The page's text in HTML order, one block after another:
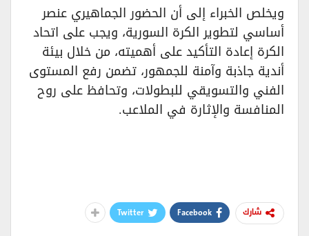
ويخلص الخبراء إلى أن الحضور الجماهيري عنصر
أساسي لتطوير الكرة السورية، ويجب على اتحاد
الكرة إعادة التأكيد على أهميته، من خلال بيئة
أندية جاذبة وآمنة للجمهور، تضمن رفع المستوى
الفني والتسويقي للبطولات، وتحافظ على روح
المنافسة والإثارة في الملاعب.
شارك Facebook
Twitter